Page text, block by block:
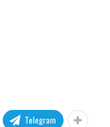
Telegram